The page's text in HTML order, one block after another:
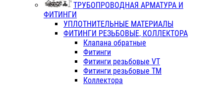
ТРУБОПРОВОДНАЯ АРМАТУРА И
ФИТИНГИ
УПЛОТНИТЕЛЬНЫЕ МАТЕРИАЛЫ
ФИТИНГИ РЕЗЬБОВЫЕ, КОЛЛЕКТОРА
Клапана обратные
Фитинги
Фитинги резьбовые VT
Фитинги резьбовые ТМ
Коллектора